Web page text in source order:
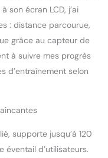
son écran LCD, j’ai
: distance parcourue,
grâce au capteur de
à suivre mes progrès
d’entraînement selon
supporte jusqu’à 120
éventail d’utilisateurs.